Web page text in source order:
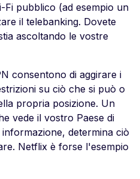
pubblico (ad esempio un
il telebanking. Dovete
ascoltando le vostre
consentono di aggirare i
su ciò che si può o
propria posizione. Un
vede il vostro Paese di
determina ciò
Netflix è forse l'esempio